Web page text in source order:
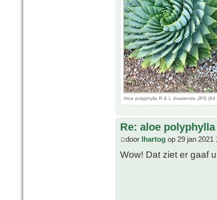
Aloe polyphylla R & L draaiende.JPG
Re: aloe polyphylla
door lhartog op 29 jan 2021
Wow! Dat ziet er gaaf